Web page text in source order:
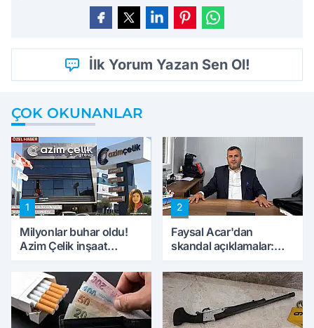
İlk Yorum Yazan Sen Ol!
ÇOK OKUNANLAR
1
Milyonlar buhar oldu!
Azim Çelik inşaat
konuştu
2
Faysal Acar'dan
skandal açıklamalar:
peynircilerimizi de
kıskaca aldı, müdahale
ettik'